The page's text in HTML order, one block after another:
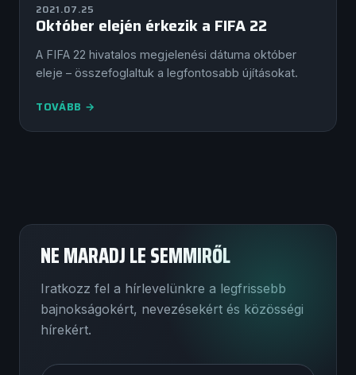
2021.07.25
Október elején érkezik a FIFA 22
A FIFA 22 hivatalos megjelenési dátuma október
eleje – összefoglaltuk a legfontosabb újításokat.
TOVÁBB →
NE MARADJ LE SEMMIRŐL
Iratkozz fel a hírlevelünkre a legfrissebb
bajnokságokért, nevezésekért és közösségi
hírekért.